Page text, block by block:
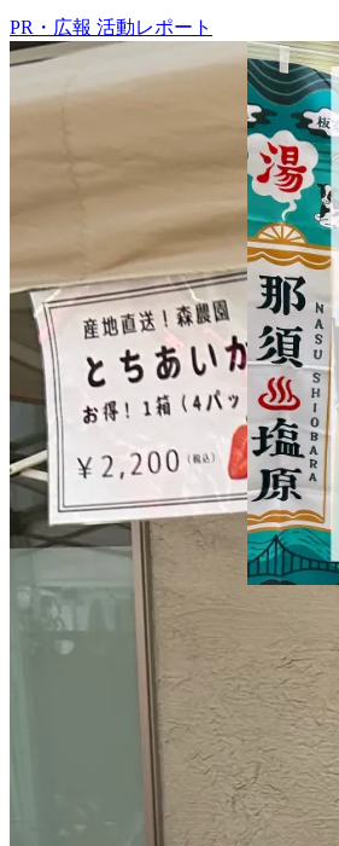
PR・広報 活動レポート